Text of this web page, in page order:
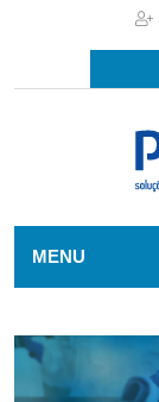
MENU